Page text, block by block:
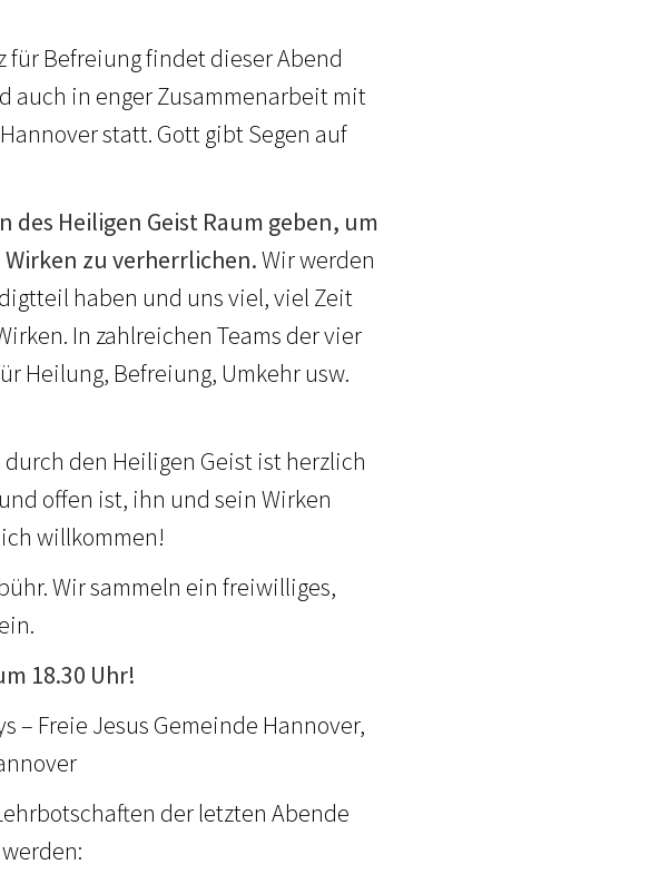
für Befreiung findet dieser Abend
auch in enger Zusammenarbeit mit
statt. Gott gibt Segen auf
Heiligen Geist Raum geben, um
zu verherrlichen.Wir werden
haben und uns viel, viel Zeit
In zahlreichen Teams der vier
Heilung, Befreiung, Umkehr usw.
den Heiligen Geist ist herzlich
offen ist, ihn und sein Wirken
willkommen!
Wir sammeln ein freiwilliges,
18.30 Uhr!
– Freie Jesus Gemeinde Hannover,
der letzten Abende